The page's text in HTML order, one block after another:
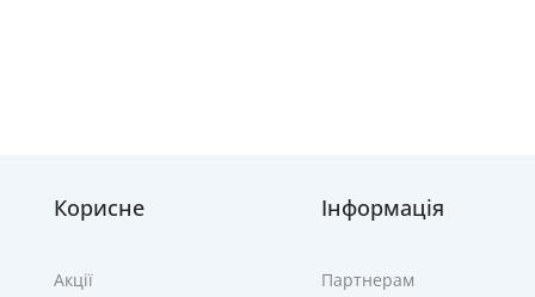
Корисне
Акції
Інформація
Партнерам